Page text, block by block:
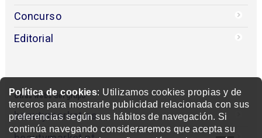
Política de cookies: Utilizamos cookies propias y de
terceros para mostrarle publicidad relacionada con sus
preferencias según sus hábitos de navegación. Si
continúa navegando consideraremos que acepta su
Concurso
Editorial
Otras webs del grupo
beautymarket.es